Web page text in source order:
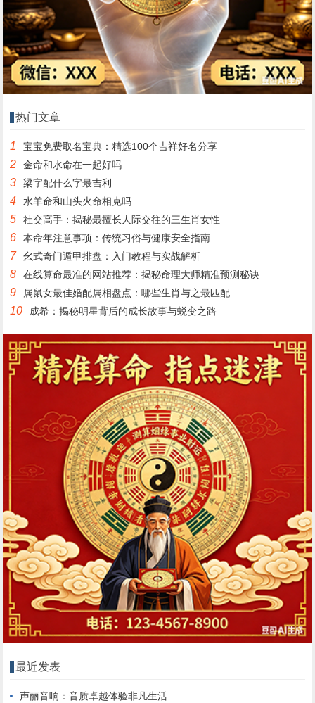
热门文章
1 宝宝免费取名宝典：精选100个吉祥好名分享
2 金命和水命在一起好吗
3 梁字配什么字最吉利
4 水羊命和山头火命相克吗
5 社交高手：揭秘最擅长人际交往的三生肖女性
6 本命年注意事项：传统习俗与健康安全指南
7 幺式奇门遁甲排盘：入门教程与实战解析
8 在线算命最准的网站推荐：揭秘命理大师精准预测秘诀
9 属鼠女最佳婚配属相盘点：哪些生肖与之最匹配
10 成希：揭秘明星背后的成长故事与蜕变之路
最近发表
声丽音响：音质卓越体验非凡生活